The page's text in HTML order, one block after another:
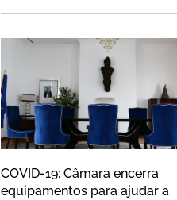
COVID-19:
COVID-19: Câmara encerra
equipamentos para ajudar a